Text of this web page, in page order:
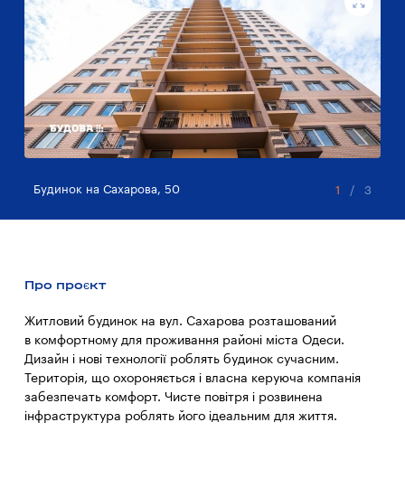
Будинок на Сахарова, 50 1 / 3
Про проєкт
Житловий будинок на вул. Сахарова розташований
в комфортному для проживання районі міста Одеси.
Дизайн і нові технології роблять будинок сучасним.
Територія, що охороняється і власна керуюча компанія
забезпечать комфорт. Чисте повітря і розвинена
інфраструктура роблять його ідеальним для життя.